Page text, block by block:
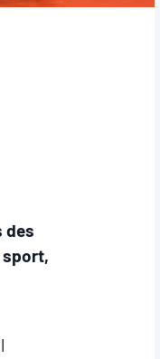
des
sport,